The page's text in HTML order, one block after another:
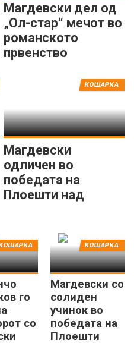
Магдевски дел од
„Ол-стар“ мечот во
романското
првенство
Магдевски
одличен во
победата на
Плоешти над
КОШАРКА
го
со
Магдевски со
солиден
учинок во
победата на
Плоешти
КОШАРКА